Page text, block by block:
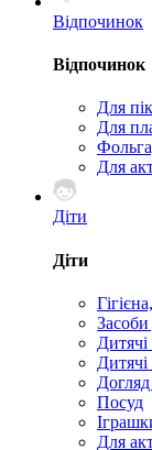
Відпочинок
Відпочинок
Для
Для
Для
Діти
Діти
Дитячі
Посуд
Для